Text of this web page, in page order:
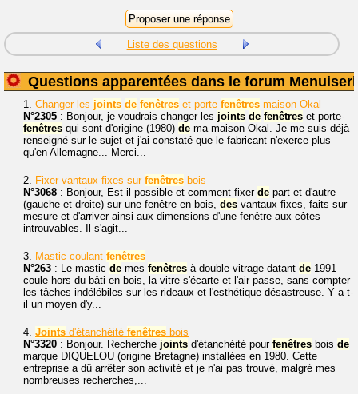
Liste des questions
Questions apparentées dans le forum
1. Changer les joints de fenêtres et porte-fenêtres maison Okal
N°2305 : Bonjour, je voudrais changer les joints de fenêtres et porte-
fenêtres qui sont d'origine (1980) de ma maison Okal. Je me suis déjà
renseigné sur le sujet et j'ai constaté que le fabricant n'exerce plus
qu'en Allemagne... Merci...
2. Fixer vantaux fixes sur fenêtres bois
N°3068 : Bonjour, Est-il possible et comment fixer de part et d'autre
(gauche et droite) sur une fenêtre en bois, des vantaux fixes, faits sur
mesure et d'arriver ainsi aux dimensions d'une fenêtre aux côtes
introuvables. Il s'agit...
3. Mastic coulant fenêtres
N°263 : Le mastic de mes fenêtres à double vitrage datant de 1991
coule hors du bâti en bois, la vitre s'écarte et l'air passe, sans compter
les tâches indélébiles sur les rideaux et l'esthétique désastreuse. Y a-t-
il un moyen d'y...
4. Joints d'étanchéité fenêtres bois
N°3320 : Bonjour. Recherche joints d'étanchéité pour fenêtres bois de
marque DIQUELOU (origine Bretagne) installées en 1980. Cette
entreprise a dû arrêter son activité et je n'ai pas trouvé, malgré mes
nombreuses recherches,...